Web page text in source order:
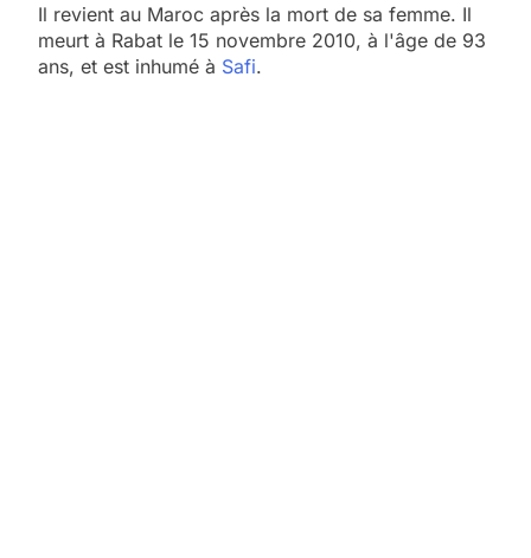
Il revient au Maroc après la mort de sa femme. Il
meurt à Rabat le 15 novembre 2010, à l'âge de 93
ans, et est inhumé à Safi.